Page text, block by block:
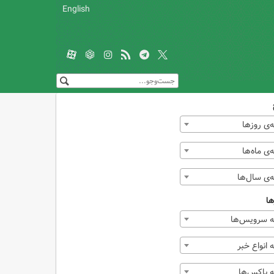
English
روزها
ماه‌ها
سال‌ها
سرویس‌ها
انواع خبر